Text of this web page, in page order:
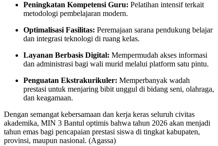
Peningkatan Kompetensi Guru: Pelatihan intensif terkait
metodologi pembelajaran modern.
Optimalisasi Fasilitas: Peremajaan sarana pendukung belajar
dan integrasi teknologi di ruang kelas.
Layanan Berbasis Digital: Mempermudah akses informasi
dan administrasi bagi wali murid melalui platform satu pintu.
Penguatan Ekstrakurikuler: Memperbanyak wadah
prestasi untuk menjaring bibit unggul di bidang seni, olahraga,
dan keagamaan.
Dengan semangat kebersamaan dan kerja keras seluruh civitas
akademika, MIN 3 Bantul optimis bahwa tahun 2026 akan menjadi
tahun emas bagi pencapaian prestasi siswa di tingkat kabupaten,
provinsi, maupun nasional. (Agassa)